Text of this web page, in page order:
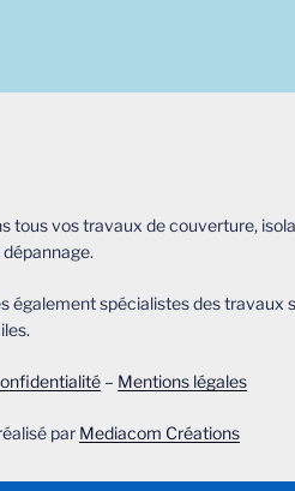
tous vos travaux de couverture,
également spécialistes des travaux
– Mentions légales
par Mediacom Créations